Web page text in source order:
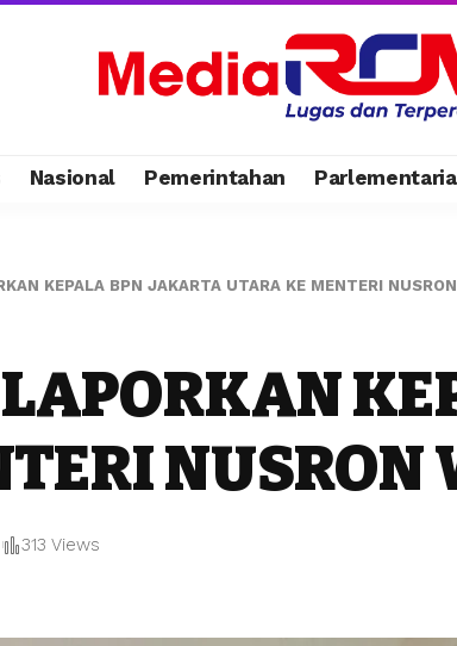
Nasional Pemerintahan Parlementaria
KEPALA BPN JAKARTA UTARA KE MENTERI
NUSRON
313 Views